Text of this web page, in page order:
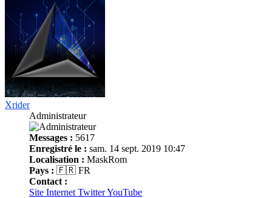
Xrider
Administrateur
Messages : 5617
Enregistré le : sam. 14 sept. 2019 10:47
Localisation : MaskRom
Pays : 🇫🇷 FR
Contact :
Site Internet TwitterYouTube